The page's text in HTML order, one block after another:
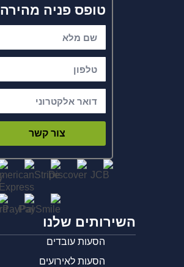
טופס פניה מהירה
צור קשר
השירותים שלנו
הסעות עובדים
הסעות לאירועים